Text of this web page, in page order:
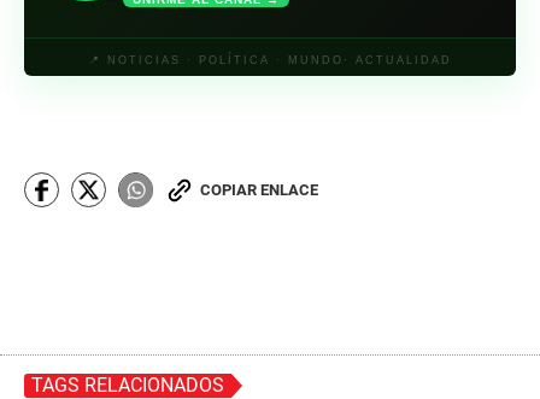
📍 NOTICIAS · POLÍTICA · MUNDO· ACTUALIDAD
COPIAR ENLACE
TAGS RELACIONADOS